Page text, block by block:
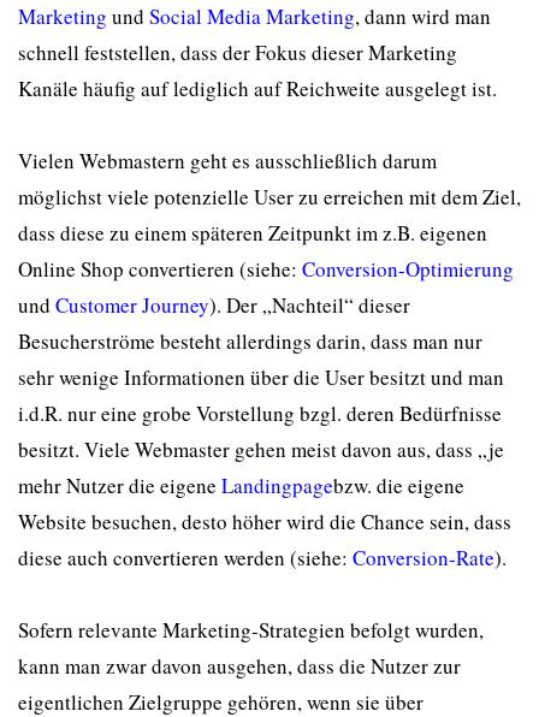
Marketing und Social Media Marketing, dann wird man
schnell feststellen, dass der Fokus dieser Marketing
Kanäle häufig auf lediglich auf Reichweite ausgelegt ist.
Vielen Webmastern geht es ausschließlich darum
möglichst viele potenzielle User zu erreichen mit dem Ziel,
dass diese zu einem späteren Zeitpunkt im z.B. eigenen
Online Shop convertieren (siehe: Conversion-Optimierung
und Customer Journey). Der „Nachteil“ dieser
Besucherströme besteht allerdings darin, dass man nur
sehr wenige Informationen über die User besitzt und man
i.d.R. nur eine grobe Vorstellung bzgl. deren Bedürfnisse
besitzt. Viele Webmaster gehen meist davon aus, dass „je
mehr Nutzer die eigene Landingpagebzw. die eigene
Website besuchen, desto höher wird die Chance sein, dass
diese auch convertieren werden (siehe: Conversion-Rate).
Sofern relevante Marketing-Strategien befolgt wurden,
kann man zwar davon ausgehen, dass die Nutzer zur
eigentlichen Zielgruppe gehören, wenn sie über